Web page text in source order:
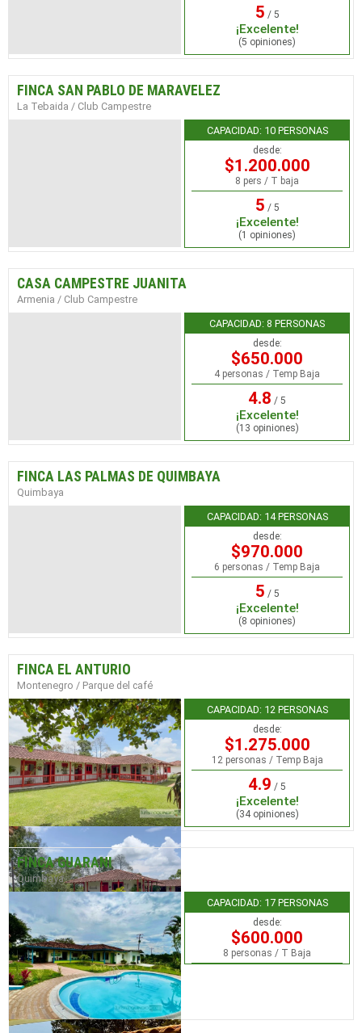
5 / 5
¡Excelente!
(5 opiniones)
FINCA SAN PABLO DE MARAVELEZ
La Tebaida / Club Campestre
CAPACIDAD: 10 PERSONAS
desde:
$1.200.000
8 pers / T baja
5 / 5
¡Excelente!
(1 opiniones)
CASA CAMPESTRE JUANITA
Armenia / Club Campestre
CAPACIDAD: 8 PERSONAS
desde:
$650.000
4 personas / Temp Baja
4.8 / 5
¡Excelente!
(13 opiniones)
FINCA LAS PALMAS DE QUIMBAYA
Quimbaya
CAPACIDAD: 14 PERSONAS
desde:
$970.000
6 personas / Temp Baja
5 / 5
¡Excelente!
(8 opiniones)
FINCA EL ANTURIO
Montenegro / Parque del café
CAPACIDAD: 12 PERSONAS
desde:
$1.275.000
12 personas / Temp Baja
4.9 / 5
¡Excelente!
(34 opiniones)
FINCA GUARANI
Quimbaya
CAPACIDAD: 17 PERSONAS
desde:
$600.000
8 personas / T Baja